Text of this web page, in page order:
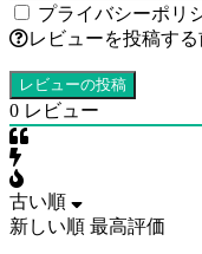
プライバシーポリ
レビューを投稿す
0 レビュー
古い順
新しい順 最高評価